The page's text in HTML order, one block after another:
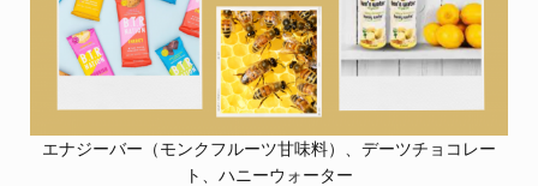
エナジーバー（モンクフルーツ甘味料）、デーツチョコレー
ト、ハニーウォーター